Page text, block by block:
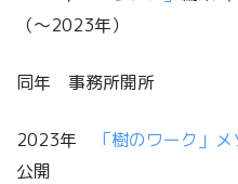
（〜2023年）
同年 事務所開所
2023年 「樹のワーク」
公開